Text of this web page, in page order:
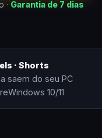
· Garantia de 7 dias
· Shorts
saem do seu PC
Windows 10/11